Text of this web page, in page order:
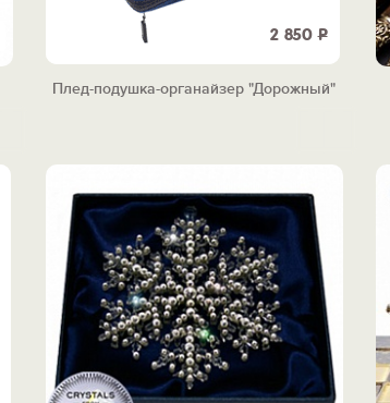
2 850Р
Плед-подушка-органайзер "Дорожный"